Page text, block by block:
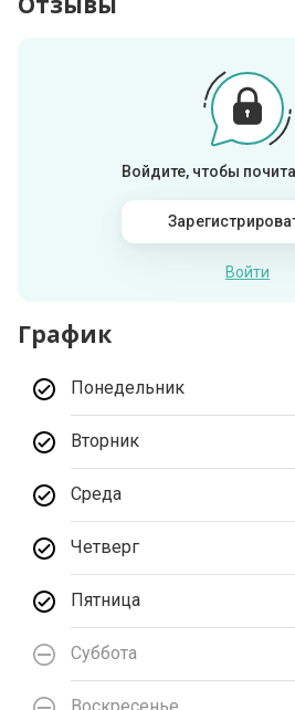
Войдите, чтобы
Войти
График
Понедельник
Вторник
Среда
Четверг
Пятница
Суббота